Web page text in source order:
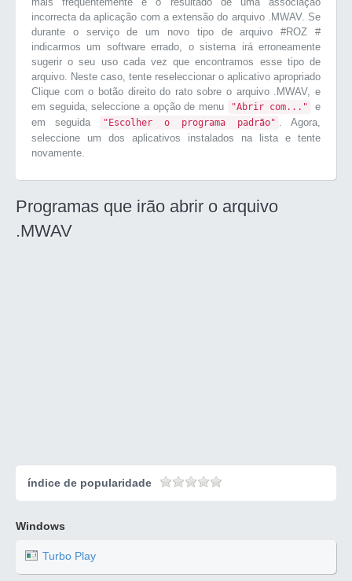
incorrecta da aplicação com a extensão do arquivo .MWAV. Se
durante o serviço de um novo tipo de arquivo #ROZ #
indicarmos um software errado, o sistema irá erroneamente
sugerir o seu uso cada vez que encontramos esse tipo de
arquivo. Neste caso, tente reseleccionar o aplicativo apropriado
Clique com o botão direito do rato sobre o arquivo .MWAV, e
em seguida, seleccione a opção de menu
"Abrir com..."
e
em seguida
"Escolher o programa padrão" . Agora,
seleccione um dos aplicativos instalados na lista e tente
novamente.
Programas que irão abrir o arquivo
.MWAV
índice de popularidade
Windows
Turbo Play